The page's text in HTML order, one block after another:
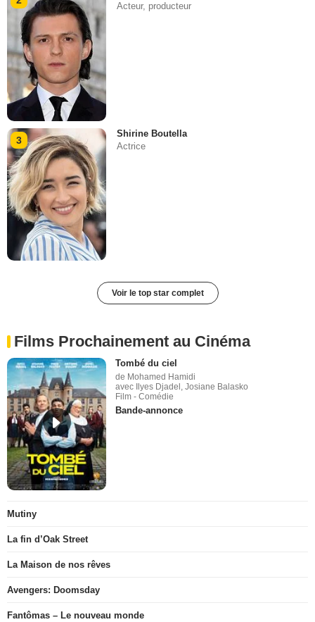
Acteur, producteur
3
Shirine Boutella
Actrice
Voir le top star complet
Films Prochainement au Cinéma
Tombé du ciel
de Mohamed Hamidi
avec Ilyes Djadel, Josiane Balasko
Film - Comédie
Bande-annonce
Mutiny
La fin d’Oak Street
La Maison de nos rêves
Avengers: Doomsday
Fantômas – Le nouveau monde